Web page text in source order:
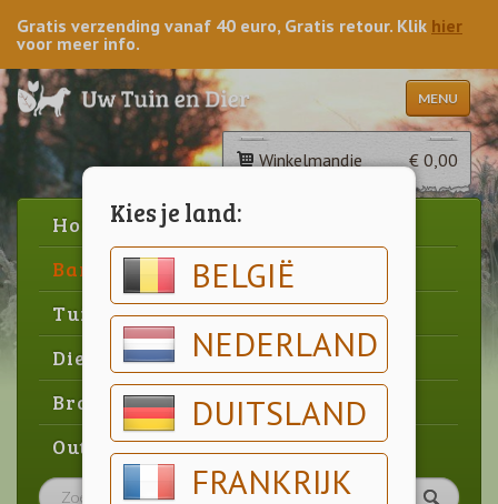
Kies je land:
BELGIË
NEDERLAND
DUITSLAND
FRANKRIJK
Gratis verzending vanaf 40 euro, Gratis retour. Klik hier
voor meer info.
MENU
Winkelmandje € 0,00
Home
Barbecue
Tuin
Dier
Brood & gebak
Outlet